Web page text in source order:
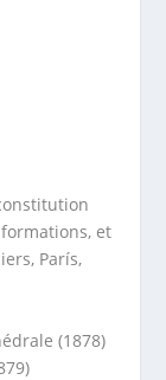
et
París,
(1878)